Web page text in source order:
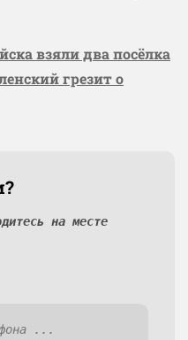
взяли два посёлка
грезит о
на месте